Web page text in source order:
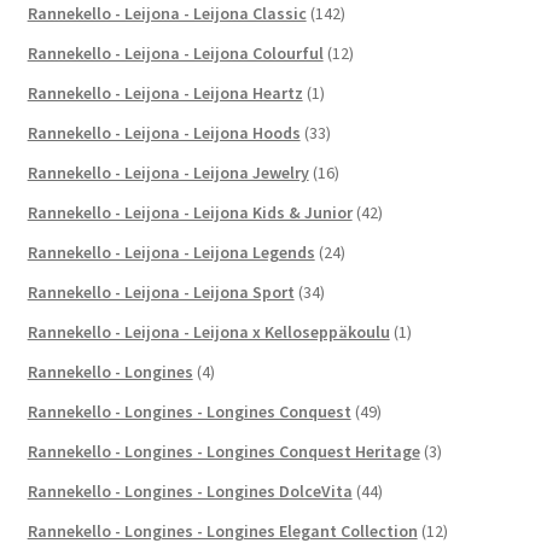
Rannekello - Leijona - Leijona Classic (142)
Rannekello - Leijona - Leijona Colourful (12)
Rannekello - Leijona - Leijona Heartz (1)
Rannekello - Leijona - Leijona Hoods (33)
Rannekello - Leijona - Leijona Jewelry (16)
Rannekello - Leijona - Leijona Kids & Junior (42)
Rannekello - Leijona - Leijona Legends (24)
Rannekello - Leijona - Leijona Sport (34)
Rannekello - Leijona - Leijona x Kelloseppäkoulu (1)
Rannekello - Longines (4)
Rannekello - Longines - Longines Conquest (49)
Rannekello - Longines - Longines Conquest Heritage (3)
Rannekello - Longines - Longines DolceVita (44)
Rannekello - Longines - Longines Elegant Collection (12)